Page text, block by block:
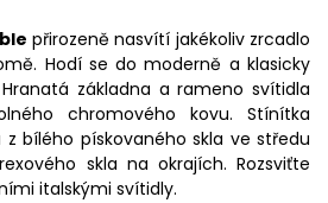
přirozeně nasvítí jakékoliv zrcadlo
Hodí se do moderně a klasicky
základna a rameno svítidla
chromového kovu. Stínítka
bílého pískovaného skla ve středu
skla na okrajích. Rozsviťte
italskými svítidly.